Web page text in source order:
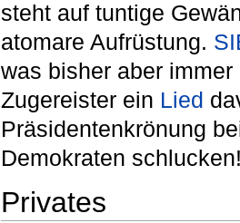
steht auf tuntige
atomare Aufrüstung.
was bisher aber immer
Zugereister ein Lied
Präsidentenkrönung
Demokraten
Privates